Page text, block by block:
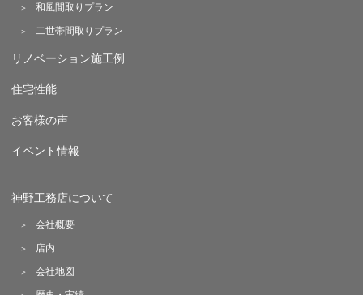
和風間取りプラン
二世帯間取りプラン
リノベーション施工例
住宅性能
お客様の声
イベント情報
神野工務店について
会社概要
店内
会社地図